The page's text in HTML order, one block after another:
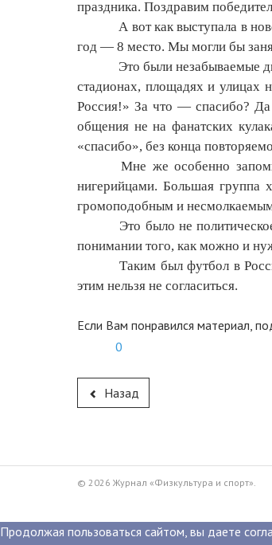
праздника. Поздравим
А вот как выступала в
год — 8 место. Мы могли бы
Это были незабываемые
стадионах, площадях и улицах
Россия!» За что — спасибо? Да
общения не на фанатских
«спасибо», без конца
Мне же особенно
нигерийцами. Большая группа
громоподобным и
Это было не
понимании того, как можно и
Таким был футбол в
этим нельзя не согласиться.
Если Вам понравился материал,
0
Назад
© 2026 Журнал «Физкультура и спорт».
Продолжая пользоваться сайтом, вы даете